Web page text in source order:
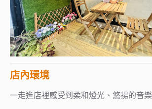
店內環境
一走進店裡感受到柔和燈光、悠揚的音樂